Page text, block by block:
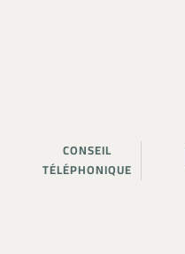
CONSEIL
TÉLÉPHONIQUE